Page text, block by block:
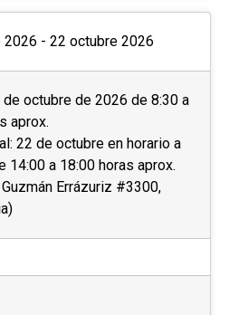
2026 - 22 octubre 2026
octubre de 2026 de 8:30 a
aprox.
22 de octubre en horario a
14:00 a 18:00 horas aprox.
Errázuriz #3300,